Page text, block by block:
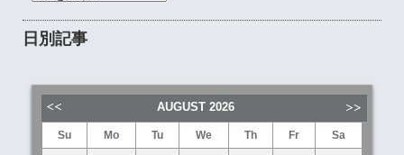
日別記事
AUGUST 2026
Su Mo Tu We Th Fr Sa